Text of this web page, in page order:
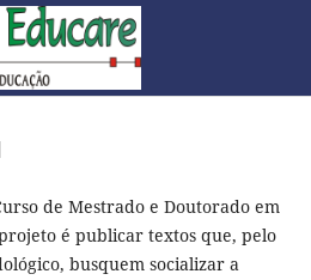
de Mestrado e Doutorado em
é publicar textos que, pelo
busquem socializar a